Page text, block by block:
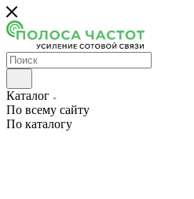
Каталог
По всему сайту
По каталогу